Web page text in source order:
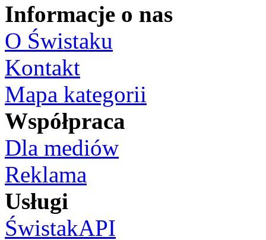
Informacje o nas
O Świstaku
Kontakt
Mapa kategorii
Współpraca
Dla mediów
Reklama
Usługi
ŚwistakAPI